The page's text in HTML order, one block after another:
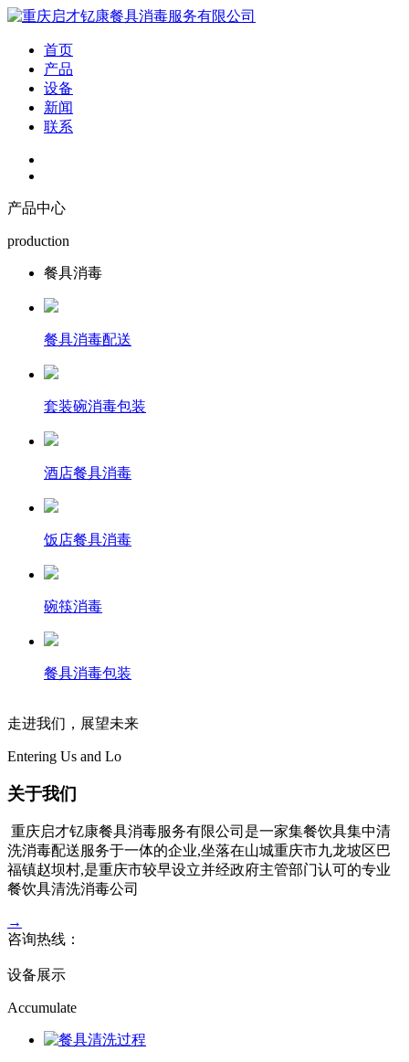
首页
产品
设备
新闻
联系
产品中心
production
餐具消毒
餐具消毒配送
套装碗消毒包装
酒店餐具消毒
饭店餐具消毒
碗筷消毒
餐具消毒包装
走进我们，展望未来
Entering Us and Lo
关于我们
重庆启才钇康餐具消毒服务有限公司是一家集餐饮具集中清
洗消毒配送服务于一体的企业,坐落在山城重庆市九龙坡区巴
福镇赵坝村,是重庆市较早设立并经政府主管部门认可的专业
餐饮具清洗消毒公司
→
咨询热线：
设备展示
Accumulate